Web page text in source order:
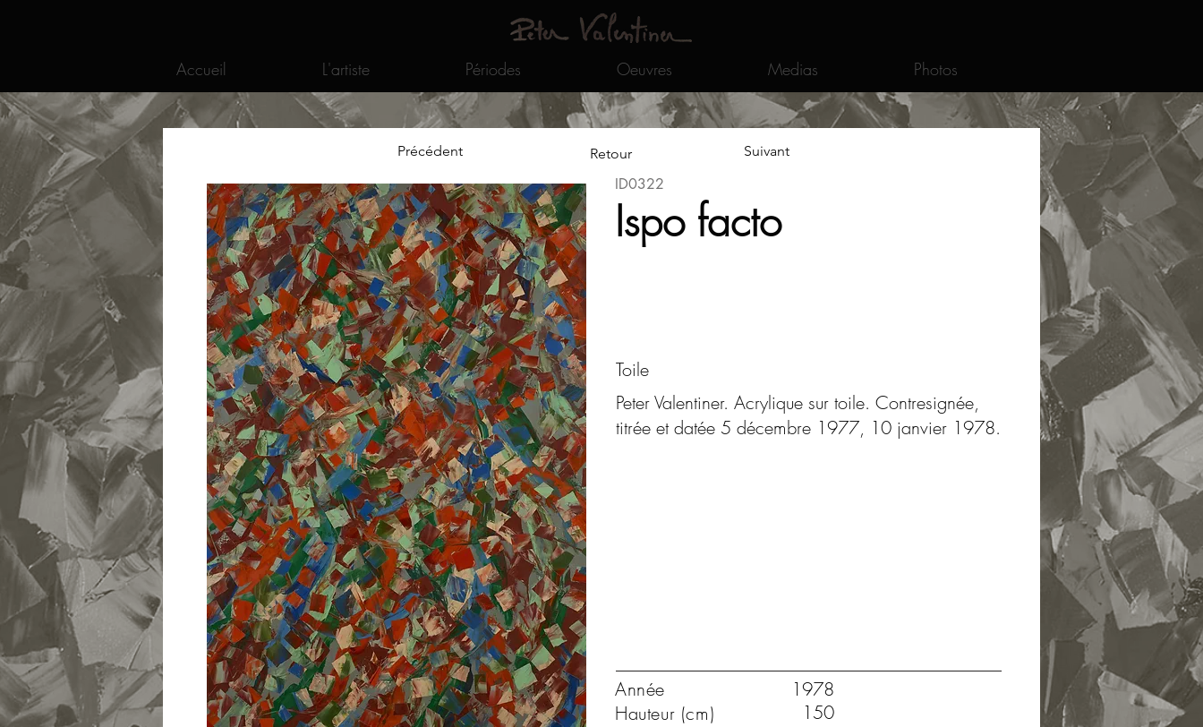
Accueil L'artiste Périodes Oeuvres Medias Photos
Précédent Retour Suivant
ID0322
Ispo facto
Toile
Peter Valentiner. Acrylique sur toile. Contresignée,
titrée et datée 5 décembre 1977, 10 janvier 1978.
Année
1978
Hauteur (cm)
150